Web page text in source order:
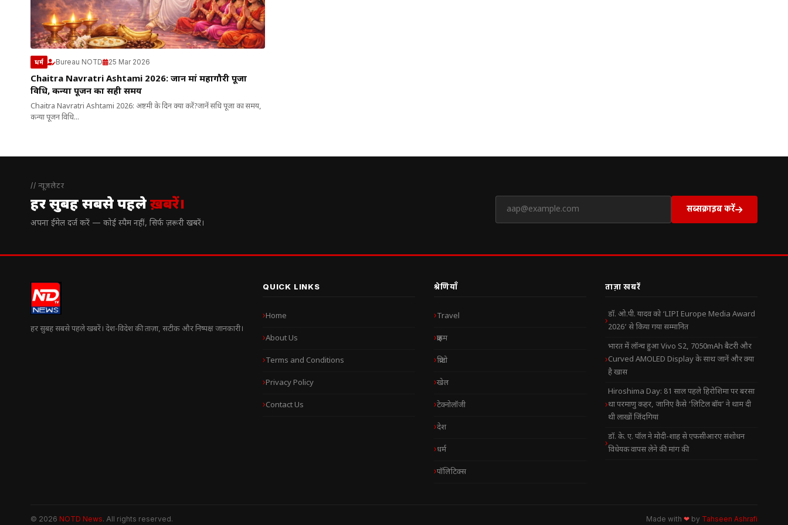
धर्म Bureau NOTD 25 Mar 2026
Chaitra Navratri Ashtami 2026: जानें मां महागौरी पूजा
विधि, कन्या पूजन का सही समय
Chaitra Navratri Ashtami 2026: अष्टमी के दिन क्या करें?जानें संधि पूजा का समय,
कन्या पूजन विधि...
// न्यूज़लेटर
हर सुबह सबसे पहलेख़बरें।
अपना ईमेल दर्ज करें — कोई स्पैम नहीं, सिर्फ ज़रूरी खबरें।
सब्सक्राइब करें
हर सुबह सबसे पहले खबरें। देश-विदेश की ताज़ा, सटीक और निष्पक्ष जानकारी।
QUICK LINKS
Home
About Us
Terms and Conditions
Privacy Policy
Contact Us
श्रेणियाँ
Travel
क्राइम
क्रिप्टो
खेल
टेक्नोलॉजी
देश
धर्म
पॉलिटिक्स
ताज़ा खबरें
डॉ. ओ.पी. यादव को ‘LIPI Europe Media Award
2026’ से किया गया सम्मानित
भारत में लॉन्च हुआ Vivo S2, 7050mAh बैटरी और
Curved AMOLED Display के साथ जानें और क्या
है खास
Hiroshima Day: 81 साल पहले हिरोशिमा पर बरसा
था परमाणु कहर, जानिए कैसे ‘लिटिल बॉय’ ने थाम दी
थी लाखों जिंदगियां
डॉ. के. ए. पॉल ने मोदी-शाह से एफसीआरए संशोधन
विधेयक वापस लेने की मांग की
© 2026 NOTD News. All rights reserved. Made with ❤ by Tahseen Ashrafi